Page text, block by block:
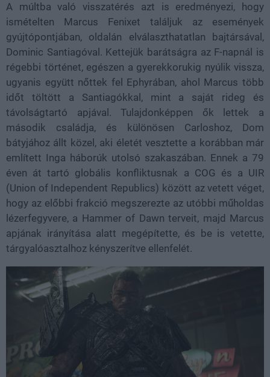
A múltba való visszatérés azt is eredményezi, hogy
ismételten Marcus Fenixet találjuk az események
gyújtópontjában, oldalán elválaszthatatlan bajtársával,
Dominic Santiagóval. Kettejük barátságra az F-napnál is
régebbi történet, egészen a gyerekkorukig nyúlik vissza,
ugyanis együtt nőttek fel Ephyrában, ahol Marcus több
időt töltött a Santiagókkal, mint a saját rideg és
távolságtartó apjával. Tulajdonképpen ők lettek a
második családja, és különösen Carloshoz, Dom
bátyjához állt közel, aki életét vesztette a korábban már
említett Inga háborúk utolsó szakaszában. Ennek a 79
éven át tartó globális konfliktusnak a COG és a UIR
(Union of Independent Republics) között az vetett véget,
hogy az előbbi frakció megszerezte az utóbbi műholdas
lézerfegyvere, a Hammer of Dawn terveit, majd Marcus
apjának irányítása alatt megépítette, és be is vetette,
tárgyalóasztalhoz kényszerítve ellenfelét.